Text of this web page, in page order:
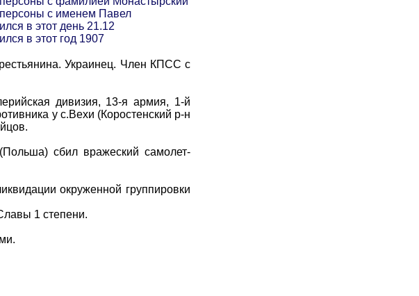
с именем Павел
в этот день 21.12
в этот год 1907
Украинец. Член КПСС с
дивизия, 13-я армия, 1-й
у с.Вехи (Коростенский р-н
сбил вражеский самолет-
окруженной группировки
1 степени.